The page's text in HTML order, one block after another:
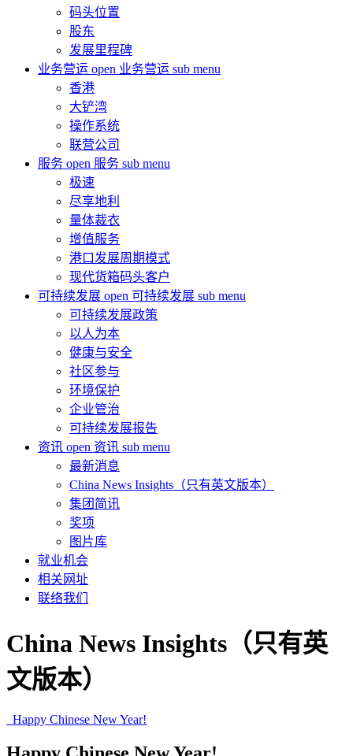
码头位置
股东
发展里程碑
业务营运 open 业务营运 sub menu
香港
大铲湾
操作系统
联营公司
服务 open 服务 sub menu
极速
尽享地利
量体裁衣
增值服务
港口发展周期模式
现代货箱码头客户
可持续发展 open 可持续发展 sub menu
可持续发展政策
以人为本
健康与安全
社区参与
环境保护
企业管治
可持续发展报告
资讯 open 资讯 sub menu
最新消息
China News Insights（只有英文版本）
集团简讯
奖项
图片库
就业机会
相关网址
联络我们
China News Insights（只有英
文版本）
Happy Chinese New Year!